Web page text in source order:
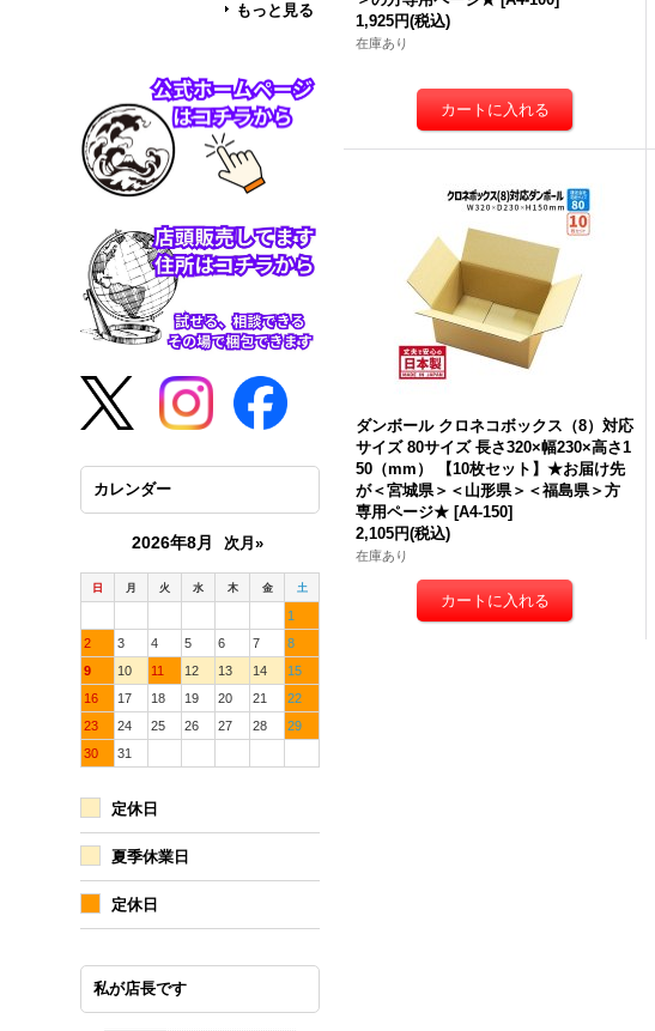
もっと見る
カレンダー
2026年8月 次月»
日 月 火 水 木 金 土
1
2
3 4 5 6 7
8
9
10 11 12 13 14
15
16
17 18 19 20 21
22
23
24 25 26 27 28
29
30
31
定休日
夏季休業日
定休日
私が店長です
1,925円(税込)
在庫あり
ダンボール クロネコボックス（8）対応
サイズ 80サイズ 長さ320×幅230×高さ1
50（mm） 【10枚セット】★お届け先
が＜宮城県＞＜山形県＞＜福島県＞方
専用ページ★ [A4-150]
2,105円(税込)
在庫あり